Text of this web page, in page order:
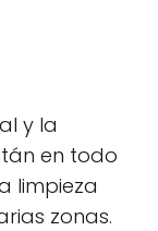
y la
en todo
limpieza
zonas.